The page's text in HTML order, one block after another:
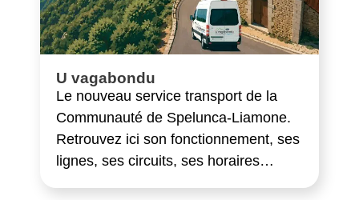
U vagabondu
Le nouveau service transport de la
Communauté de Spelunca-Liamone.
Retrouvez ici son fonctionnement, ses
lignes, ses circuits, ses horaires…